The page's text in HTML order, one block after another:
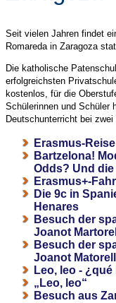
Seit vielen Jahren findet
Romareda in Zaragoza
Die katholische
erfolgreichsten
kostenlos, für die
Schülerinnen und Schüler
Deutschunterricht bei zwei
Erasmus-
Bartzelona!
Odds? Und
Erasmus+-
Die 9c in
Henares
Besuch der
Joanot
Besuch der
Joanot
Leo, leo - ¿qué
„Leo, leo“
Besuch aus